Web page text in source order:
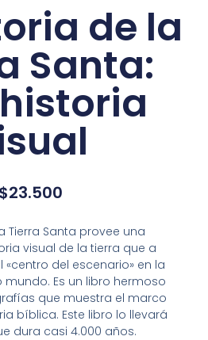
de la
Santa:
$23.500
Tierra Santa provee una
visual de la tierra que a
del escenario» en la
Es un libro hermoso
que muestra el marco
bíblica. Este libro lo llevará
dura casi 4.000 años.